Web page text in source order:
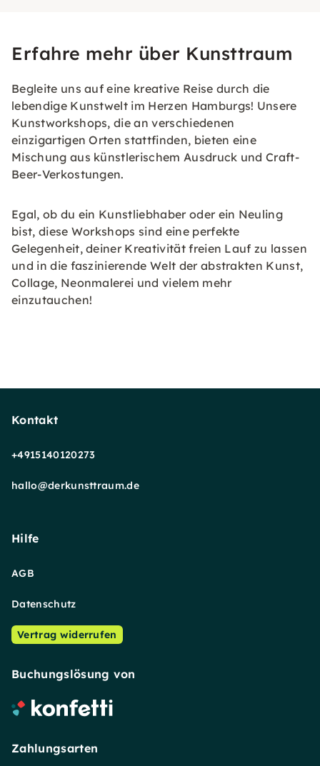
Erfahre mehr über Kunsttraum
Begleite uns auf eine kreative Reise durch die
lebendige Kunstwelt im Herzen Hamburgs! Unsere
Kunstworkshops, die an verschiedenen
einzigartigen Orten stattfinden, bieten eine
Mischung aus künstlerischem Ausdruck und Craft-
Beer-Verkostungen.
Egal, ob du ein Kunstliebhaber oder ein Neuling
bist, diese Workshops sind eine perfekte
Gelegenheit, deiner Kreativität freien Lauf zu lassen
und in die faszinierende Welt der abstrakten Kunst,
Collage, Neonmalerei und vielem mehr
einzutauchen!
Kontakt
+4915140120273
hallo@derkunsttraum.de
Hilfe
AGB
Datenschutz
Vertrag widerrufen
Buchungslösung von
Zahlungsarten